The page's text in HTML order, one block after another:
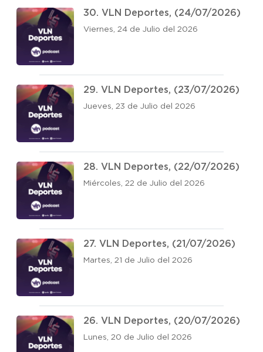
30. VLN Deportes, (24/07/2026)
Viernes, 24 de Julio del 2026
29. VLN Deportes, (23/07/2026)
Jueves, 23 de Julio del 2026
28. VLN Deportes, (22/07/2026)
Miércoles, 22 de Julio del 2026
27. VLN Deportes, (21/07/2026)
Martes, 21 de Julio del 2026
26. VLN Deportes, (20/07/2026)
Lunes, 20 de Julio del 2026